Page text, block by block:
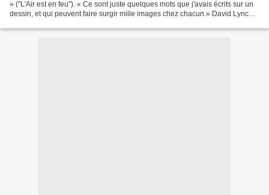
» ("L'Air est en feu"). « Ce sont juste quelques mots que j'avais écrits sur un
dessin, et qui peuvent faire surgir mille images chez chacun.» David Lynch